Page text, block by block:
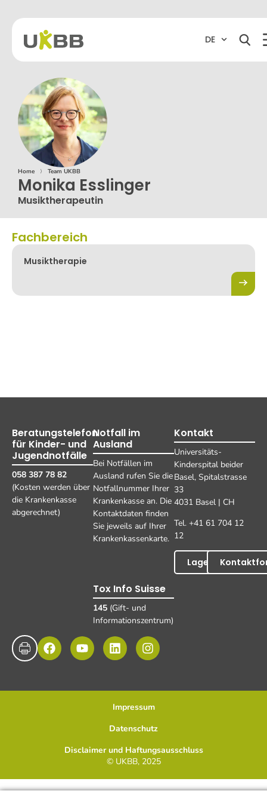
DE
Home ⟩ Team UKBB
Monika Esslinger
Musiktherapeutin
Fachbereich
Musiktherapie
Beratungstelefon
für Kinder- und
Jugendnotfälle
058 387 78 82
(Kosten werden über
die Krankenkasse
abgerechnet)
Notfall im
Ausland
Bei Notfällen im
Ausland rufen Sie die
Notfallnummer Ihrer
Krankenkasse an. Die
Kontaktdaten finden
Sie jeweils auf Ihrer
Krankenkassenkarte.
Tox Info Suisse
145 (Gift- und
Informationszentrum)
Kontakt
Universitäts-
Kinderspital beider
Basel, Spitalstrasse
33
4031 Basel | CH
Tel. +41 61 704 12
12
Lageplan
© UKBB, 2025
Impressum
Datenschutz
Disclaimer und Haftungsausschluss